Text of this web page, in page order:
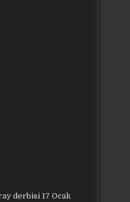
derbisi 17 Ocak